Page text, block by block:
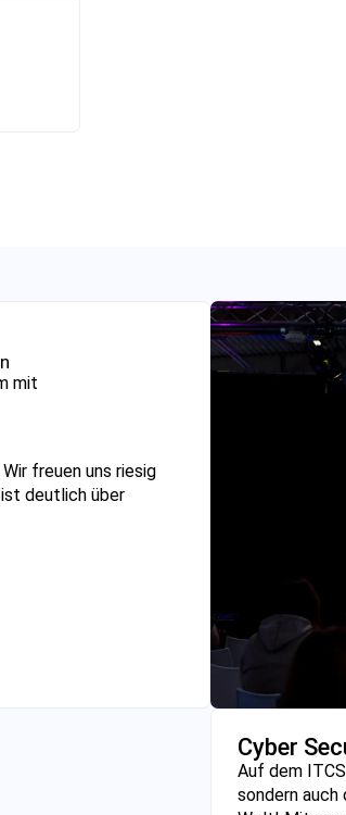
mit
freuen uns riesig
ist deutlich über
Cyber
Auf dem
sondern auch